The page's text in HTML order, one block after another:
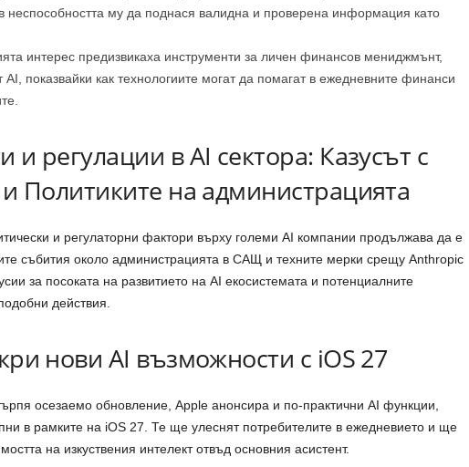
неспособността му да поднася валидна и проверена информация като
интерес предизвикаха инструменти за личен финансов мениджмънт,
AI, показвайки как технологиите могат да помагат в ежедневните финанси
и регулации в AI сектора: Казусът с
Политиките на администрацията
и регулаторни фактори върху големи AI компании продължава да е
събития около администрацията в САЩ и техните мерки срещу Anthropic
за посоката на развитието на AI екосистемата и потенциалните
действия.
нови AI възможности с iOS 27
осезаемо обновление, Apple анонсира и по-практични AI функции,
в рамките на iOS 27. Те ще улеснят потребителите в ежедневието и ще
на изкуствения интелект отвъд основния асистент.